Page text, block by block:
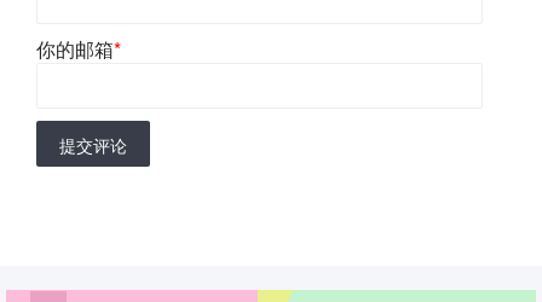
你的邮箱*
提交评论